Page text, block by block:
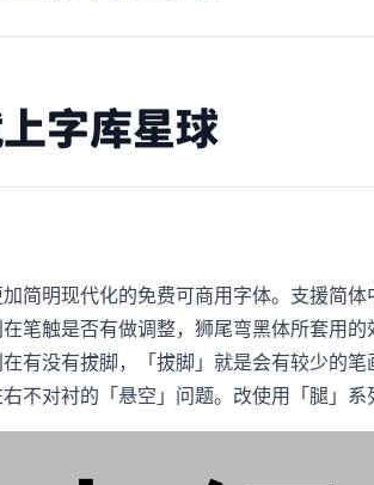
字库星球
简明现代化的免费可商用字体。支援简
笔触是否有做调整，狮尾弯黑体所套用的
有没有拔脚，「拔脚」就是会有较少
不对衬的「悬空」问题。改使用「腿」系